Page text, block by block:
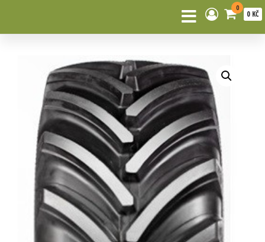
0
0 KČ